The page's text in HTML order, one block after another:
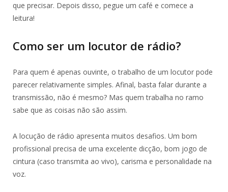
que precisar. Depois disso, pegue um café e comece a
leitura!
Como ser um locutor de rádio?
Para quem é apenas ouvinte, o trabalho de um locutor pode
parecer relativamente simples. Afinal, basta falar durante a
transmissão, não é mesmo? Mas quem trabalha no ramo
sabe que as coisas não são assim.
A locução de rádio apresenta muitos desafios. Um bom
profissional precisa de uma excelente dicção, bom jogo de
cintura (caso transmita ao vivo), carisma e personalidade na
voz.